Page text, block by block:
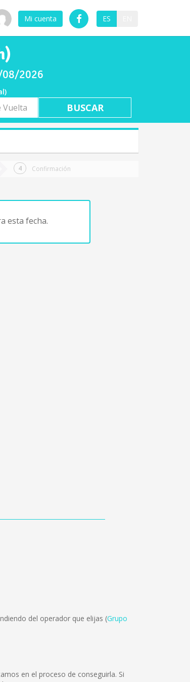
Mi cuenta ES
08/2026
Confirmación
esta fecha.
del operador que elijas (Grupo
en el proceso de conseguirla. Si